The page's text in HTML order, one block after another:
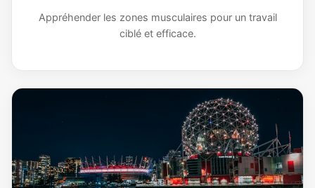
Appréhender les zones musculaires pour un travail
ciblé et efficace.